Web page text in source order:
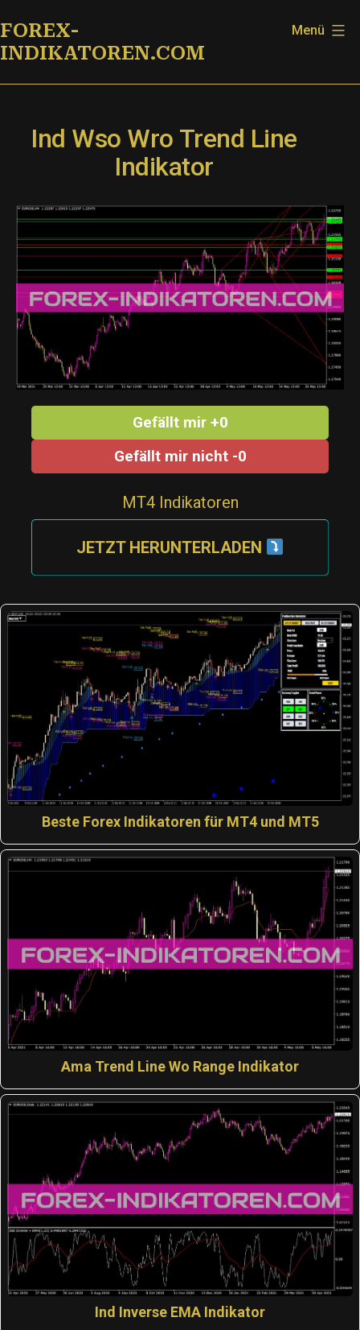
Inhalt
springen
FOREX-
INDIKATOREN.COM
Menü
Ind Wso Wro Trend Line
Indikator
Gefällt mir +0
Gefällt mir nicht -0
MT4 Indikatoren
JETZT HERUNTERLADEN
Beste Forex Indikatoren für MT4 und MT5
Ama Trend Line Wo Range Indikator
Ind Inverse EMA Indikator